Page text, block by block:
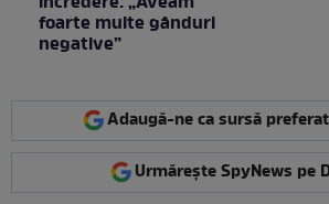
foarte multe gânduri
negative”
Adaugă-ne ca sursă
Urmărește SpyNews pe